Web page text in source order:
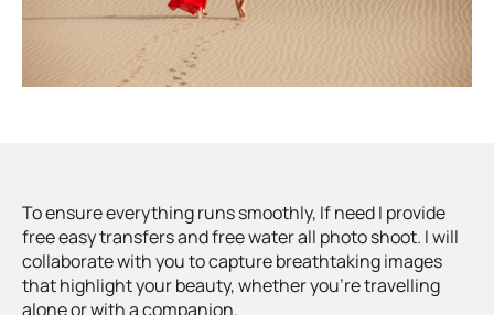
To ensure everything runs smoothly, If need I provide
free easy transfers and free water all photo shoot. I will
collaborate with you to capture breathtaking images
that highlight your beauty, whether you’re travelling
alone or with a companion.